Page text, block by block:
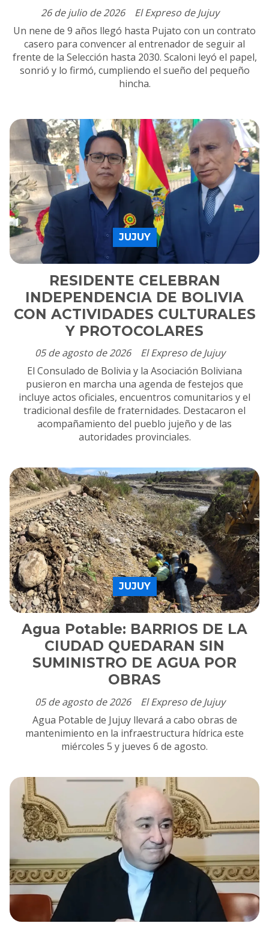
El Expreso de Jujuy
26 de julio de 2026
Un nene de 9 años llegó hasta Pujato con un contrato
casero para convencer al entrenador de seguir al
frente de la Selección hasta 2030. Scaloni leyó el papel,
sonrió y lo firmó, cumpliendo el sueño del pequeño
hincha.
RESIDENTE CELEBRAN
INDEPENDENCIA DE BOLIVIA
CON ACTIVIDADES CULTURALES
Y PROTOCOLARES
El Expreso de Jujuy
JUJUY
05 de agosto de 2026
El Consulado de Bolivia y la Asociación Boliviana
pusieron en marcha una agenda de festejos que
incluye actos oficiales, encuentros comunitarios y el
tradicional desfile de fraternidades. Destacaron el
acompañamiento del pueblo jujeño y de las
autoridades provinciales.
Agua Potable: BARRIOS DE LA
CIUDAD QUEDARAN SIN
SUMINISTRO DE AGUA POR
OBRAS
El Expreso de Jujuy
JUJUY
05 de agosto de 2026
Agua Potable de Jujuy llevará a cabo obras de
mantenimiento en la infraestructura hídrica este
miércoles 5 y jueves 6 de agosto.